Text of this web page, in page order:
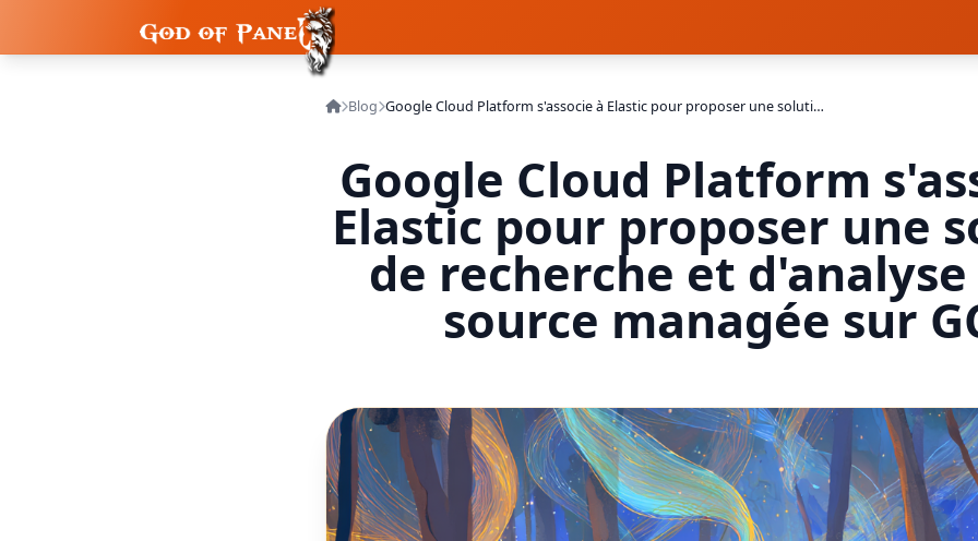
Blog Google Cloud Platform s'associe à Elastic pour proposer une solution de recherche et d'analyse open source managée sur GCP
Google Cloud Platform
Elastic pour proposer une
de recherche et
source managée sur